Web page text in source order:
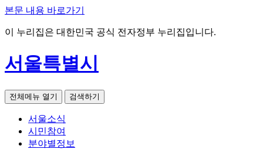
본문 내용 바로가기
이 누리집은 대한민국 공식 전자정부 누리집입니다.
서울특별시
전체메뉴 열기 검색하기
서울소식
시민참여
분야별정보